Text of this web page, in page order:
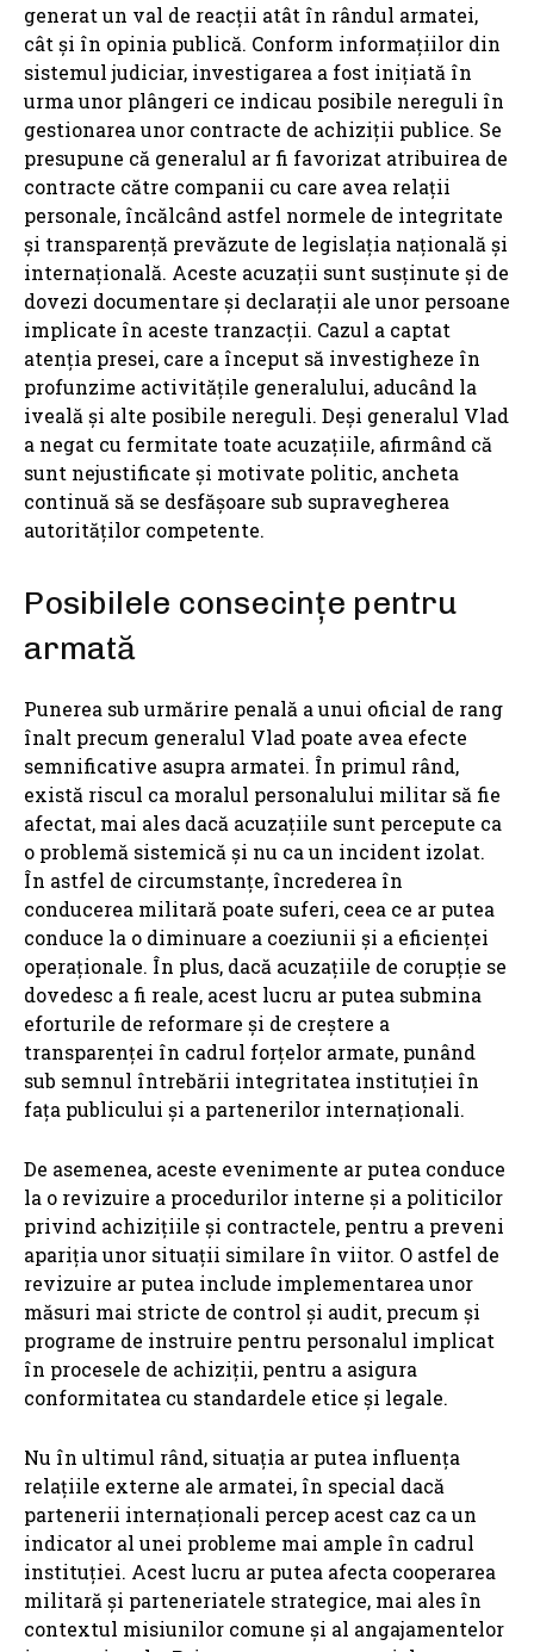
generat un val de reacții atât în rândul armatei,
cât și în opinia publică. Conform informațiilor din
sistemul judiciar, investigarea a fost inițiată în
urma unor plângeri ce indicau posibile nereguli în
gestionarea unor contracte de achiziții publice. Se
presupune că generalul ar fi favorizat atribuirea de
contracte către companii cu care avea relații
personale, încălcând astfel normele de integritate
și transparență prevăzute de legislația națională și
internațională. Aceste acuzații sunt susținute și de
dovezi documentare și declarații ale unor persoane
implicate în aceste tranzacții. Cazul a captat
atenția presei, care a început să investigheze în
profunzime activitățile generalului, aducând la
iveală și alte posibile nereguli. Deși generalul Vlad
a negat cu fermitate toate acuzațiile, afirmând că
sunt nejustificate și motivate politic, ancheta
continuă să se desfășoare sub supravegherea
autorităților competente.
Posibilele consecințe pentru
armată
Punerea sub urmărire penală a unui oficial de rang
înalt precum generalul Vlad poate avea efecte
semnificative asupra armatei. În primul rând,
există riscul ca moralul personalului militar să fie
afectat, mai ales dacă acuzațiile sunt percepute ca
o problemă sistemică și nu ca un incident izolat.
În astfel de circumstanțe, încrederea în
conducerea militară poate suferi, ceea ce ar putea
conduce la o diminuare a coeziunii și a eficienței
operaționale. În plus, dacă acuzațiile de corupție se
dovedesc a fi reale, acest lucru ar putea submina
eforturile de reformare și de creștere a
transparenței în cadrul forțelor armate, punând
sub semnul întrebării integritatea instituției în
fața publicului și a partenerilor internaționali.
De asemenea, aceste evenimente ar putea conduce
la o revizuire a procedurilor interne și a politicilor
privind achizițiile și contractele, pentru a preveni
apariția unor situații similare în viitor. O astfel de
revizuire ar putea include implementarea unor
măsuri mai stricte de control și audit, precum și
programe de instruire pentru personalul implicat
în procesele de achiziții, pentru a asigura
conformitatea cu standardele etice și legale.
Nu în ultimul rând, situația ar putea influența
relațiile externe ale armatei, în special dacă
partenerii internaționali percep acest caz ca un
indicator al unei probleme mai ample în cadrul
instituției. Acest lucru ar putea afecta cooperarea
militară și parteneriatele strategice, mai ales în
contextul misiunilor comune și al angajamentelor